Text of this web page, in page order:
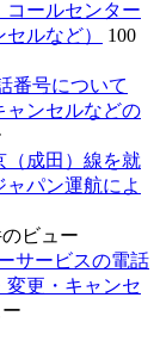
コールセンター
ルなど）
100
番号について
ャンセルなどの
（成田）線を就
パン運航によ
のビュー
サービスの電話
変更・キャンセ